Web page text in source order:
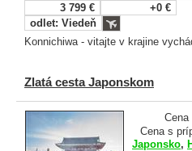
3 799 €
+0 €
odlet: Viedeň
Konnichiwa - vitajte v krajine
Zlatá cesta Japonskom
Cena
Cena s
Japonsko,